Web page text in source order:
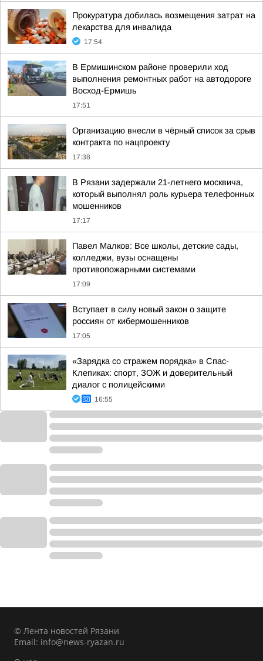
Прокуратура добилась возмещения затрат на
лекарства для инвалида
17:54
В Ермишинском районе проверили ход
выполнения ремонтных работ на автодороге
Восход-Ермишь
17:51
Организацию внесли в чёрный список за срыв
контракта по нацпроекту
17:38
В Рязани задержали 21-летнего москвича,
который выполнял роль курьера телефонных
мошенников
17:17
Павел Малков: Все школы, детские сады,
колледжи, вузы оснащены
противопожарными системами
17:09
Вступает в силу новый закон о защите
россиян от кибермошенников
17:05
«Зарядка со стражем порядка» в Спас-
Клепиках: спорт, ЗОЖ и доверительный
диалог с полицейскими
16:55
© Лента новостей Рязани
Email: info@news-ryazan.ru